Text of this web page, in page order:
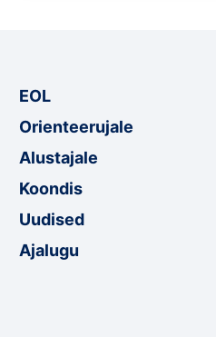
EOL
Orienteerujale
Alustajale
Koondis
Uudised
Ajalugu